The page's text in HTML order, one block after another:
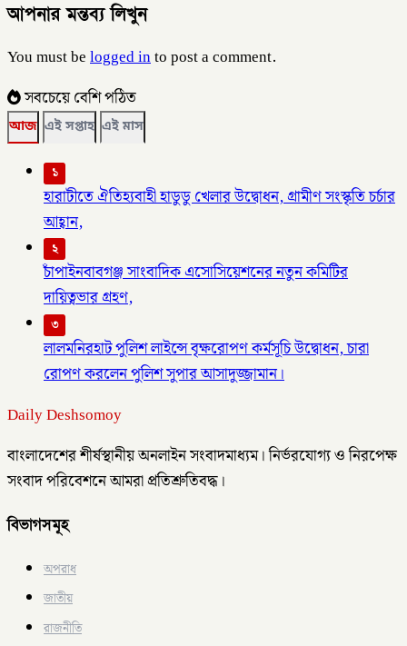
আপনার মন্তব্য লিখুন
You must belogged into post a comment.
সবচেয়ে বেশি পঠিত
আজ এই সপ্তাহ এই মাস
১
হারাটীতে ঐতিহ্যবাহী হাডুডু খেলার উদ্বোধন, গ্রামীণ সংস্কৃতি চর্চার
আহ্বান,
২
চাঁপাইনবাবগঞ্জ সাংবাদিক এসোসিয়েশনের নতুন কমিটির
দায়িত্বভার গ্রহণ,
৩
লালমনিরহাট পুলিশ লাইন্সে বৃক্ষরোপণ কর্মসূচি উদ্বোধন, চারা
রোপণ করলেন পুলিশ সুপার আসাদুজ্জামান।
Daily Deshsomoy
বাংলাদেশের শীর্ষস্থানীয় অনলাইন সংবাদমাধ্যম। নির্ভরযোগ্য ও নিরপেক্ষ
সংবাদ পরিবেশনে আমরা প্রতিশ্রুতিবদ্ধ।
বিভাগসমূহ
অপরাধ
জাতীয়
রাজনীতি